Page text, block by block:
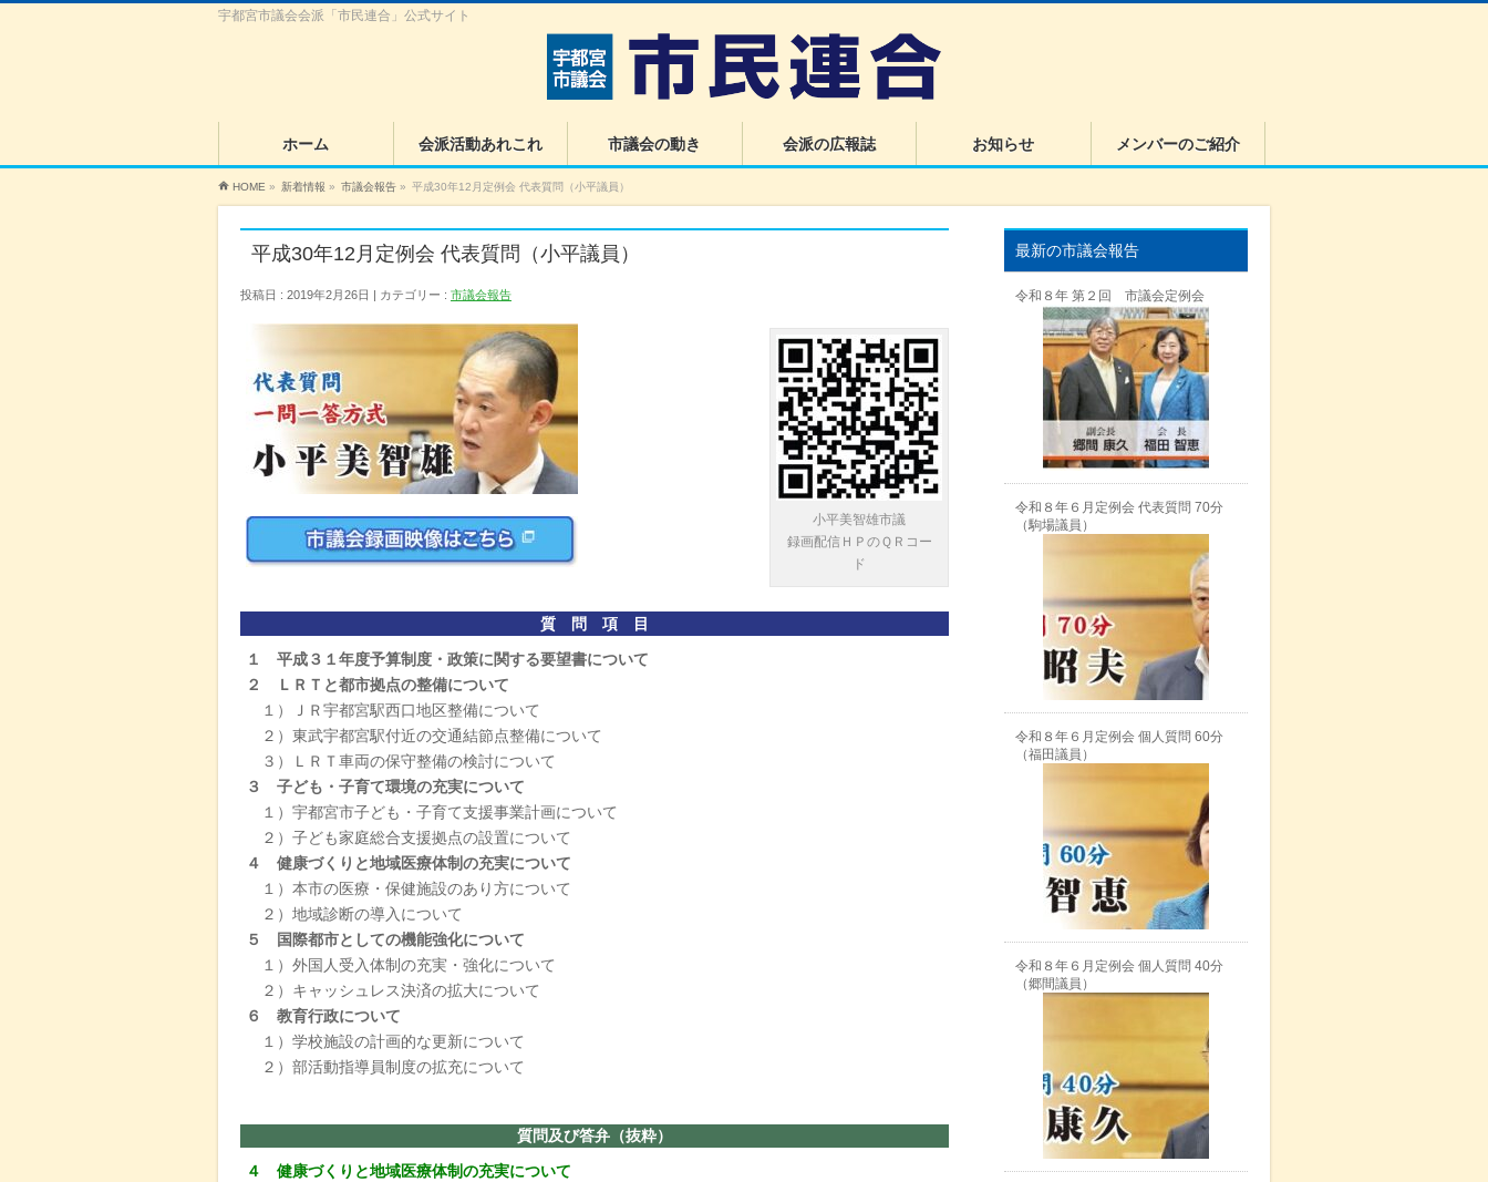
宇都宮市議会会派「市民連合」公式サイト
ホーム 会派活動あれこれ 市議会の動き 会派の広報誌 お知らせ メンバーのご紹介
HOME » 新着情報 » 市議会報告 » 平成30年12月定例会 代表質問（小平議員）
平成30年12月定例会 代表質問（小平議員）
投稿日 : 2019年2月26日 カテゴリー : 市議会報告
小平美智雄市議
録画配信ＨＰのＱＲコー
ド
質 問 項 目
１ 平成３１年度予算制度・政策に関する要望書について
２ ＬＲＴと都市拠点の整備について
１）ＪＲ宇都宮駅西口地区整備について
２）東武宇都宮駅付近の交通結節点整備について
３）ＬＲＴ車両の保守整備の検討について
３ 子ども・子育て環境の充実について
１）宇都宮市子ども・子育て支援事業計画について
２）子ども家庭総合支援拠点の設置について
４ 健康づくりと地域医療体制の充実について
１）本市の医療・保健施設のあり方について
２）地域診断の導入について
５ 国際都市としての機能強化について
１）外国人受入体制の充実・強化について
２）キャッシュレス決済の拡大について
６ 教育行政について
１）学校施設の計画的な更新について
２）部活動指導員制度の拡充について
質問及び答弁（抜粋）
４ 健康づくりと地域医療体制の充実について
最新の市議会報告
令和８年 第２回 市議会定例会
令和８年６月定例会 代表質問 70分
（駒場議員）
令和８年６月定例会 個人質問 60分
（福田議員）
令和８年６月定例会 個人質問 40分
（郷間議員）